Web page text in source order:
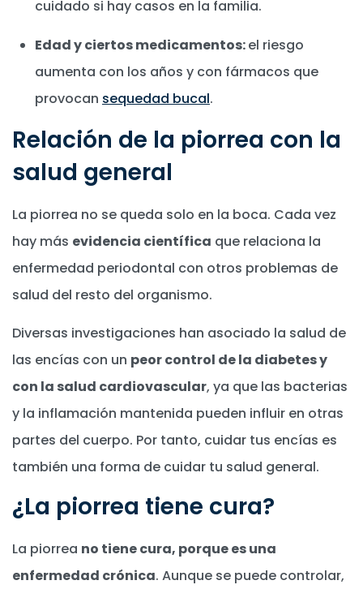
cuidado si hay casos en la familia.
Edad y ciertos medicamentos:el riesgo
aumenta con los años y con fármacos que
provocan sequedad bucal.
Relación de la piorrea con la
salud general
La piorrea no se queda solo en la boca. Cada vez
hay más evidencia científica que relaciona la
enfermedad periodontal con otros problemas de
salud del resto del organismo.
Diversas investigaciones han asociado la salud de
las encías con un peor control de la diabetes y
con la salud cardiovascular, ya que las bacterias
y la inflamación mantenida pueden influir en otras
partes del cuerpo. Por tanto, cuidar tus encías es
también una forma de cuidar tu salud general.
¿La piorrea tiene cura?
La piorrea no tiene cura, porque es una
enfermedad crónica. Aunque se puede controlar,